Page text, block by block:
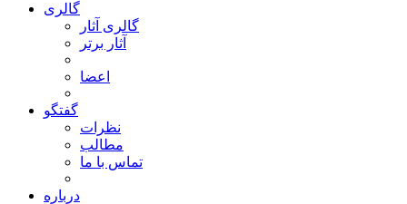
گالری
گالری آثار
آثار برتر
اعضا
گفتگو
نظرات
مطالب
تماس با ما
درباره